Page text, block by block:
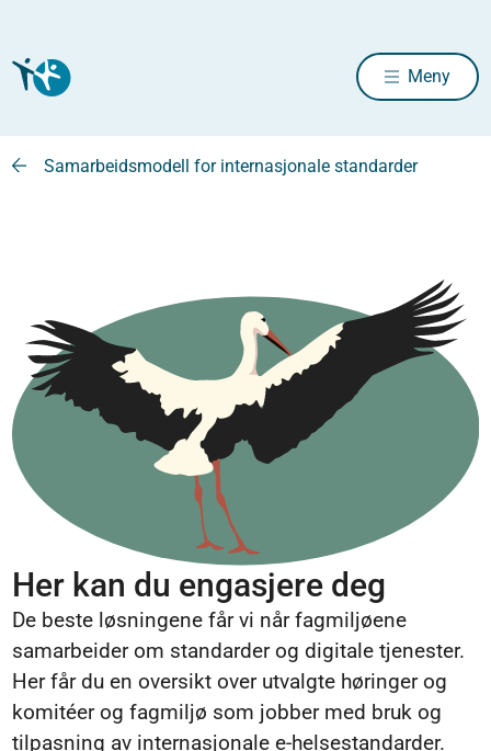
Meny
Samarbeidsmodell for internasjonale standarder
Her kan du engasjere deg
De beste løsningene får vi når fagmiljøene
samarbeider om standarder og digitale tjenester.
Her får du en oversikt over utvalgte høringer og
komitéer og fagmiljø som jobber med bruk og
tilpasning av internasjonale e-helsestandarder.